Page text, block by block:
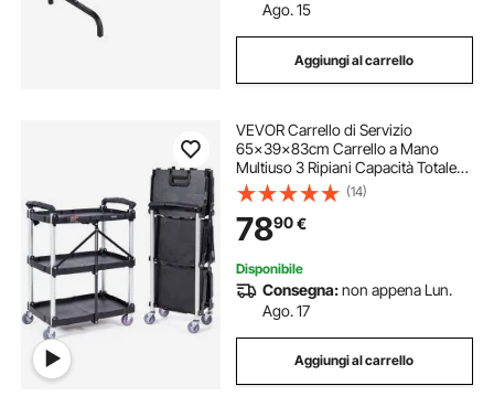
Ago. 15
Aggiungi al carrello
VEVOR Carrello di Servizio
65x39x83cm Carrello a Mano
Multiuso 3 Ripiani Capacità Totale
74,8kg, Carrello a Portata con Ruote
Girevoli 360° 2 Ruote con Freni,
Carrello Portaoggetti da Garage
Giardino
(14)
7890€
Disponibile
Consegna:non appena Lun.
Ago. 17
Aggiungi al carrello